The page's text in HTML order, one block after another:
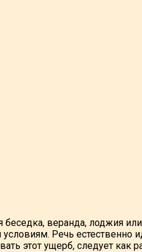
веранда, лоджия
Речь естественно
этот ущерб, следует как